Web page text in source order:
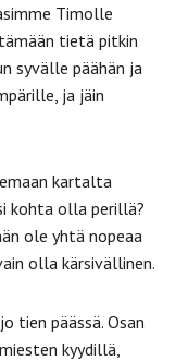
Timolle
tietä pitkin
syvälle päähän ja
ja jäin
kartalta
kohta olla perillä?
ole yhtä nopeaa
olla kärsivällinen.
tien päässä. Osan
kyydillä,